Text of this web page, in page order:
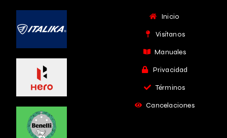
Inicio
Visítanos
Manuales
Privacidad
Términos
Cancelaciones